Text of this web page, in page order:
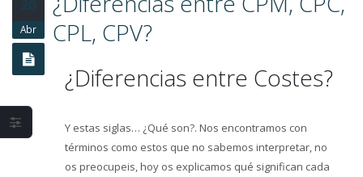
Abr
CPL, CPV?
¿Diferencias entre Costes?
Y estas siglas… ¿Qué son?. Nos encontramos con
términos como estos que no sabemos interpretar, no
os preocupeis, hoy os explicamos qué significan cada
Estrategia en Social
problemas del